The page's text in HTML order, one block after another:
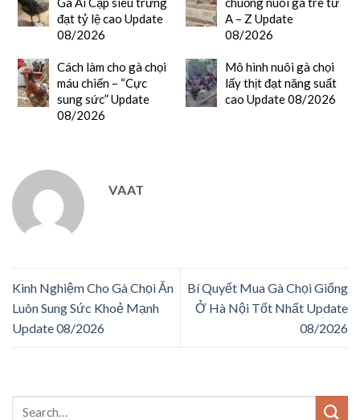
đạt tỷ lệ cao Update
08/2026
A – Z Update
08/2026
Cách làm cho gà chọi
máu chiến – “Cực
sung sức” Update
08/2026
Mô hình nuôi gà chọi
lấy thịt đạt năng suất
cao Update 08/2026
VAAT
Kinh Nghiệm Cho Gà Chọi Ăn
Luôn Sung Sức Khoẻ Mạnh
Update 08/2026
Bí Quyết Mua Gà Chọi Giống
Ở Hà Nội Tốt Nhất Update
08/2026